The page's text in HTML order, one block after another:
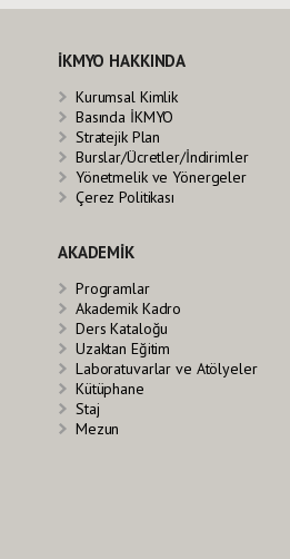
İKMYO HAKKINDA
Kurumsal Kimlik
Basında İKMYO
Stratejik Plan
Burslar/Ücretler/İndirimler
Yönetmelik ve Yönergeler
Çerez Politikası
AKADEMİK
Programlar
Akademik Kadro
Ders Kataloğu
Uzaktan Eğitim
Laboratuvarlar ve Atölyeler
Kütüphane
Staj
Mezun